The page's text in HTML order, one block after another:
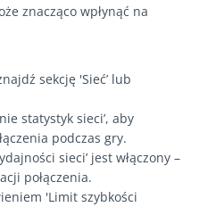
znacząco wpłynąć na
sekcję 'Sieć’ lub
statystyk sieci’, aby
podczas gry.
sieci’ jest włączony –
połączenia.
'Limit szybkości